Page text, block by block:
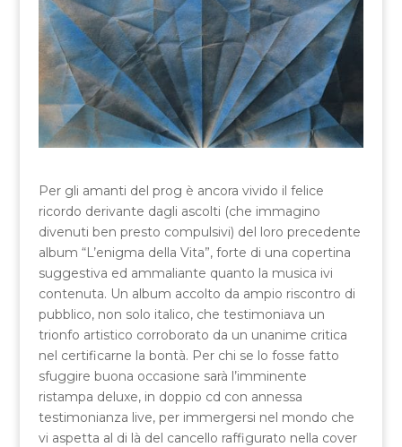
Per gli amanti del prog è ancora vivido il felice
ricordo derivante dagli ascolti (che immagino
divenuti ben presto compulsivi) del loro precedente
album “L’enigma della Vita”, forte di una copertina
suggestiva ed ammaliante quanto la musica ivi
contenuta. Un album accolto da ampio riscontro di
pubblico, non solo italico, che testimoniava un
trionfo artistico corroborato da un unanime critica
nel certificarne la bontà. Per chi se lo fosse fatto
sfuggire buona occasione sarà l’imminente
ristampa deluxe, in doppio cd con annessa
testimonianza live, per immergersi nel mondo che
vi aspetta al di là del cancello raffigurato nella cover